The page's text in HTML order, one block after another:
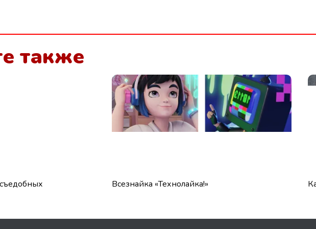
также
Какое мороженое самое вкусное?